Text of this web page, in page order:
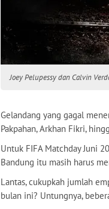
Joey Pelupessy dan Calvin
Gelandang yang gagal
Pakpahan, Arkhan Fikri,
Untuk FIFA Matchday Juni
Bandung itu masih harus
Lantas, cukupkah jumlah
bulan ini? Untungnya,